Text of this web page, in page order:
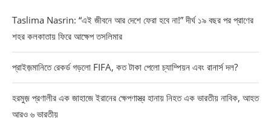
Taslima Nasrin: “এই জীবনে আর দেশে ফেরা হবে না!” দীর্ঘ ১৯ বছর পর প্রাণের
শহর কলকাতায় ফিরে আক্ষেপ তসলিমার
প্রাইজ়মানিতে রেকর্ড গড়লো FIFA, কত টাকা পেলো চ্যাম্পিয়ন এবং রানার্স দল?
হরমুজ় প্রণালীর এক জাহাজে ইরানের ক্ষেপণাস্ত্র হানায় নিহত এক ভারতীয় নাবিক, আহত
আরও ৬ ভারতীয়